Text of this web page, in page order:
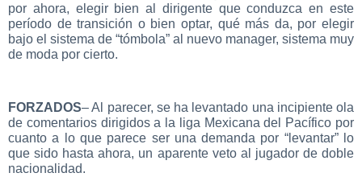
por ahora, elegir bien al dirigente que conduzca en este
período de transición o bien optar, qué más da, por elegir
bajo el sistema de “tómbola” al nuevo manager, sistema muy
de moda por cierto.
FORZADOS– Al parecer, se ha levantado una incipiente ola
de comentarios dirigidos a la liga Mexicana del Pacífico por
cuanto a lo que parece ser una demanda por “levantar” lo
que sido hasta ahora, un aparente veto al jugador de doble
nacionalidad.